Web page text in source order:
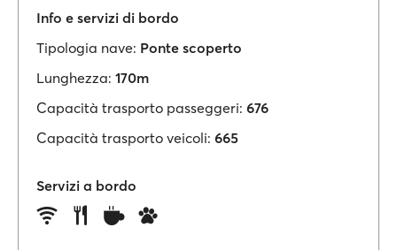
Info e servizi di bordo
Tipologia nave: Ponte scoperto
Lunghezza: 170m
Capacità trasporto passeggeri: 676
Capacità trasporto veicoli: 665
Servizi a bordo